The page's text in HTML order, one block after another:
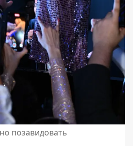
позавидовать